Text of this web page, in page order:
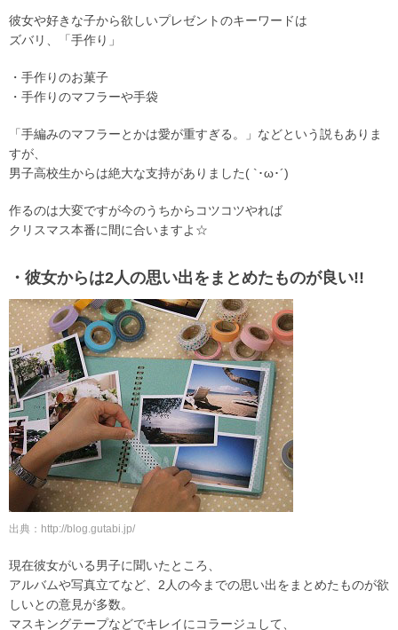
彼女や好きな子から欲しいプレゼントのキーワードは
ズバリ、「手作り」
・手作りのお菓子
・手作りのマフラーや手袋
「手編みのマフラーとかは愛が重すぎる。」などという説もありま
すが、
男子高校生からは絶大な支持がありました( `･ω･´)
作るのは大変ですが今のうちからコツコツやれば
クリスマス本番に間に合いますよ☆
・彼女からは2人の思い出をまとめたものが良い!!
出典：http://blog.gutabi.jp/
現在彼女がいる男子に聞いたところ、
アルバムや写真立てなど、2人の今までの思い出をまとめたものが欲
しいとの意見が多数。
マスキングテープなどでキレイにコラージュして、